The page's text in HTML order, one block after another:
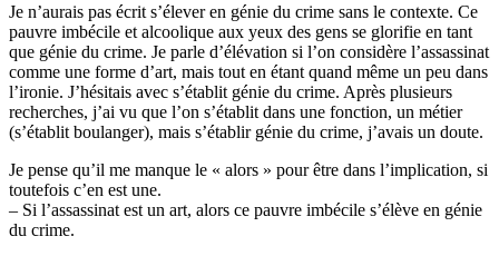
Je n’aurais pas écrit s’élever en génie du crime sans le contexte. Ce
pauvre imbécile et alcoolique aux yeux des gens se glorifie en tant
que génie du crime. Je parle d’élévation si l’on considère l’assassinat
comme une forme d’art, mais tout en étant quand même un peu dans
l’ironie. J’hésitais avec s’établit génie du crime. Après plusieurs
recherches, j’ai vu que l’on s’établit dans une fonction, un métier
(s’établit boulanger), mais s’établir génie du crime, j’avais un doute.
Je pense qu’il me manque le « alors » pour être dans l’implication, si
toutefois c’en est une.
– Si l’assassinat est un art, alors ce pauvre imbécile s’élève en génie
du crime.